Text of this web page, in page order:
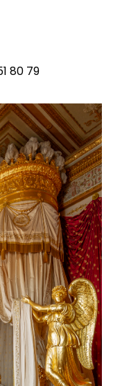
80 79